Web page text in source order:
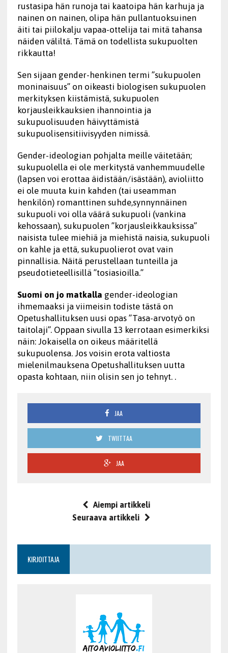
rustasipa hän runoja tai kaatoipa hän karhuja ja
nainen on nainen, olipa hän pullantuoksuinen
äiti tai piilokalju vapaa-ottelija tai mitä tahansa
näiden väliltä. Tämä on todellista sukupuolten
rikkautta!
Sen sijaan gender-henkinen termi ”sukupuolen
moninaisuus” on oikeasti biologisen sukupuolen
merkityksen kiistämistä, sukupuolen
korjausleikkauksien ihannointia ja
sukupuolisuuden häivyttämistä
sukupuolisensitiivisyyden nimissä.
Gender-ideologian pohjalta meille väitetään;
sukupuolella ei ole merkitystä vanhemmuudelle
(lapsen voi erottaa äidistään/isästään), avioliitto
ei ole muuta kuin kahden (tai useamman
henkilön) romanttinen suhde,synnynnäinen
sukupuoli voi olla väärä sukupuoli (vankina
kehossaan), sukupuolen ”korjausleikkauksissa”
naisista tulee miehiä ja miehistä naisia, sukupuoli
on kahle ja että, sukupuolierot ovat vain
pinnallisia. Näitä perustellaan tunteilla ja
pseudotieteellisillä ”tosiasioilla.”
Suomi on jo matkalla gender-ideologian
ihmemaaksi ja viimeisin todiste tästä on
Opetushallituksen uusi opas ”Tasa-arvotyö on
taitolaji”. Oppaan sivulla 13 kerrotaan esimerkiksi
näin: Jokaisella on oikeus määritellä
sukupuolensa. Jos voisin erota valtiosta
mielenilmauksena Opetushallituksen uutta
opasta kohtaan, niin olisin sen jo tehnyt. .
JAA
TWIITTAA
JAA
Aiempi artikkeli
Seuraava artikkeli
KIRJOITTAJA